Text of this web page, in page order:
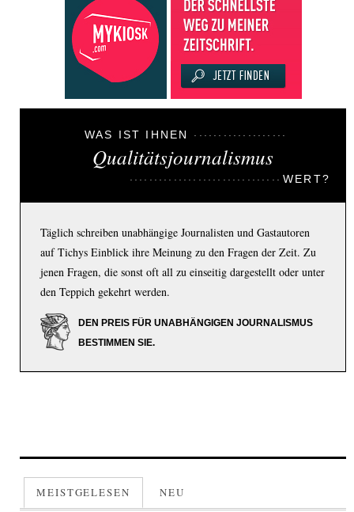
WAS IST IHNEN
Qualitätsjournalismus
WERT?
Täglich schreiben unabhängige Journalisten und Gastautoren
auf Tichys Einblick ihre Meinung zu den Fragen der Zeit. Zu
jenen Fragen, die sonst oft all zu einseitig dargestellt oder unter
den Teppich gekehrt werden.
DEN PREIS FÜR UNABHÄNGIGEN JOURNALISMUS
BESTIMMEN SIE.
MEISTGELESEN NEU